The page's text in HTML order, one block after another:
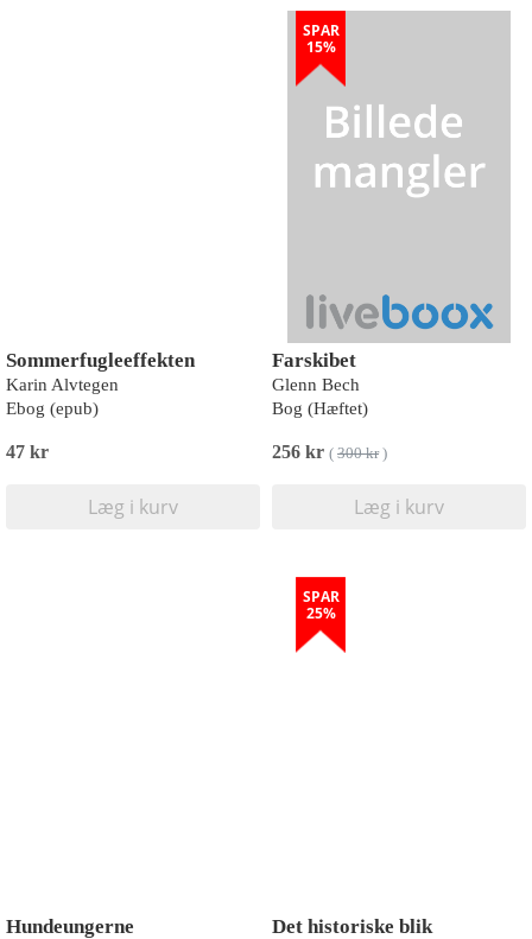
Sommerfugleeffekten
Karin Alvtegen
Ebog (epub)
47 kr
Læg i kurv
SPAR
15%
Farskibet
Glenn Bech
Bog (Hæftet)
256 kr ( 300 kr)
Læg i kurv
Hundeungerne
SPAR
25%
Det historiske blik